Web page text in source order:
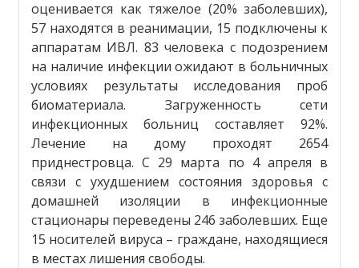
оценивается как тяжелое (20% заболевших),
57 находятся в реанимации, 15 подключены к
аппаратам ИВЛ. 83 человека с подозрением
на наличие инфекции ожидают в больничных
условиях результаты исследования проб
биоматериала. Загруженность сети
инфекционных больниц составляет 92%.
Лечение на дому проходят 2654
приднестровца. С 29 марта по 4 апреля в
связи с ухудшением состояния здоровья с
домашней изоляции в инфекционные
стационары переведены 246 заболевших. Еще
15 носителей вируса – граждане, находящиеся
в местах лишения свободы.